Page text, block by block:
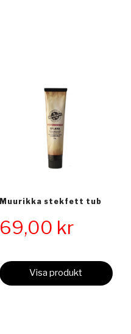
Muurikka stekfett tub
69,00 kr
Visa produkt